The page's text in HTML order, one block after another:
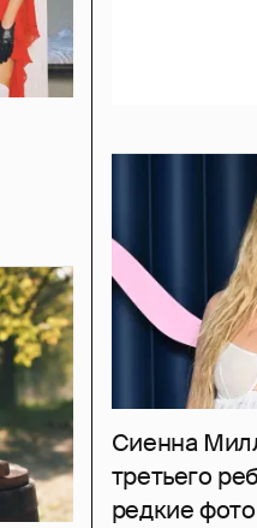
Сиенна
третьего
редкие